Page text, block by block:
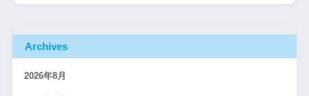
Archives
2026年8月